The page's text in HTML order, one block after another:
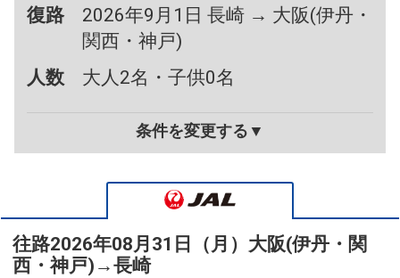
復路
2026年9月1日 長崎 → 大阪(伊丹・
関西・神戸)
人数
大人2名・子供0名
条件を変更する▼
往路2026年08月31日（月） 大阪(伊丹・関
西・神戸) →長崎